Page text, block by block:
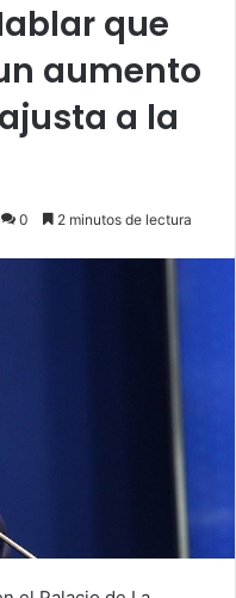
que
aumento
a la
0 2 minutos de lectura